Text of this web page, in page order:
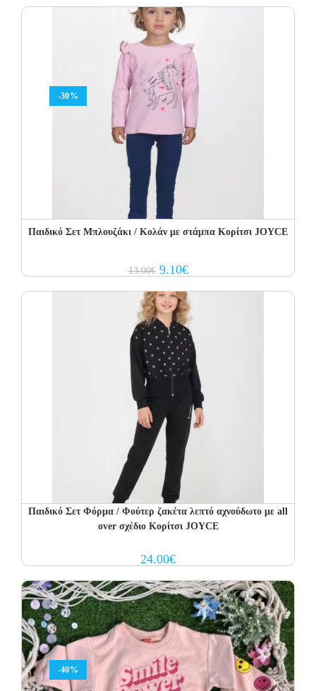
-30%
Παιδικό Σετ Μπλουζάκι / Κολάν με στάμπα Κορίτσι JOYCE
13.00€ Original
price
13.00€.
9.10€Current
price
9.10€.
Παιδικό Σετ Φόρμα / Φούτερ ζακέτα λεπτό αχνούδωτο με all
over σχέδιο Κορίτσι JOYCE
24.00€
-40%